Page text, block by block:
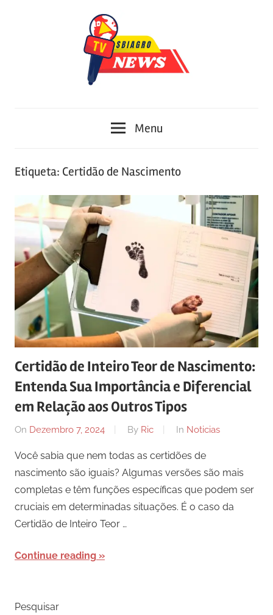
Menu
Etiqueta: Certidão de Nascimento
Certidão de Inteiro Teor de Nascimento:
Entenda Sua Importância e Diferencial
em Relação aos Outros Tipos
On Dezembro 7, 2024 By Ric In Noticias
Você sabia que nem todas as certidões de
nascimento são iguais? Algumas versões são mais
completas e têm funções específicas que podem ser
cruciais em determinadas situações. É o caso da
Certidão de Inteiro Teor …
Continue reading
Pesquisar